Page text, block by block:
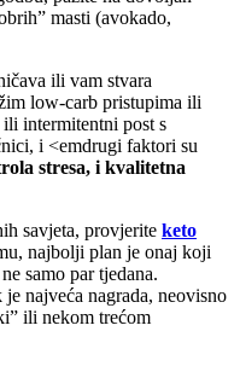
masti (avokado,
ili vam stvara
low-carb pristupima ili
intermitentni post s
i <emdrugi faktori su
stresa, i kvalitetna
savjeta, provjerite keto
najbolji plan je onaj koji
samo par tjedana.
najveća nagrada, neovisno
ili nekom trećom